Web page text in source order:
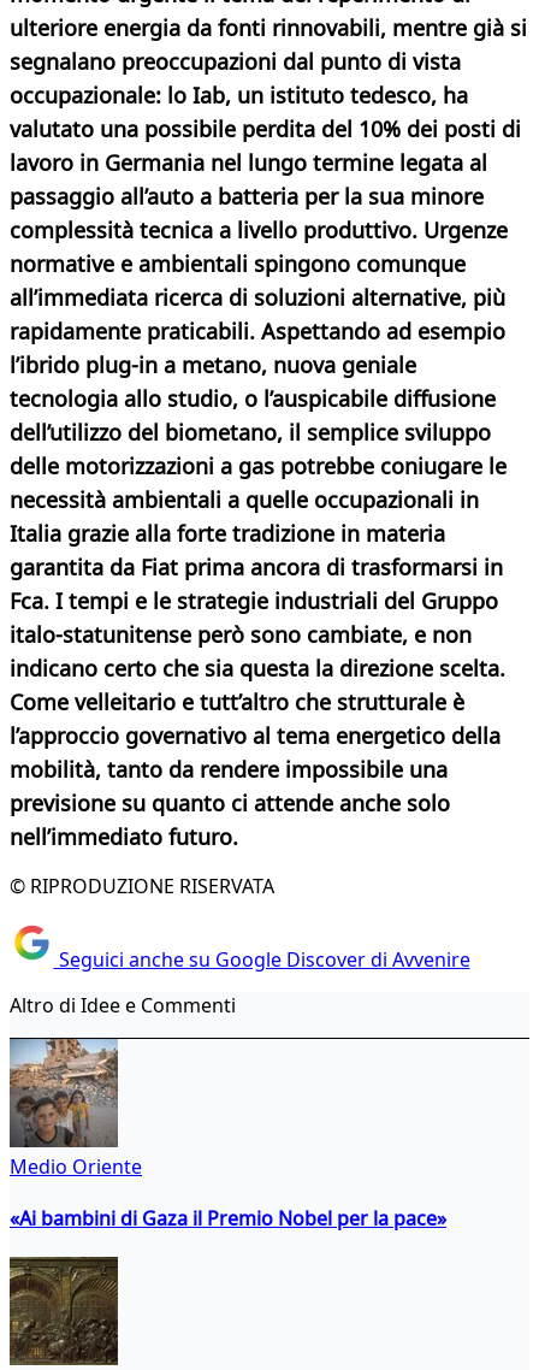
ulteriore energia da fonti rinnovabili, mentre già si
segnalano preoccupazioni dal punto di vista
occupazionale: lo Iab, un istituto tedesco, ha
valutato una possibile perdita del 10% dei posti di
lavoro in Germania nel lungo termine legata al
passaggio all’auto a batteria per la sua minore
complessità tecnica a livello produttivo. Urgenze
normative e ambientali spingono comunque
all’immediata ricerca di soluzioni alternative, più
rapidamente praticabili. Aspettando ad esempio
l’ibrido plug-in a metano, nuova geniale
tecnologia allo studio, o l’auspicabile diffusione
dell’utilizzo del biometano, il semplice sviluppo
delle motorizzazioni a gas potrebbe coniugare le
necessità ambientali a quelle occupazionali in
Italia grazie alla forte tradizione in materia
garantita da Fiat prima ancora di trasformarsi in
Fca. I tempi e le strategie industriali del Gruppo
italo-statunitense però sono cambiate, e non
indicano certo che sia questa la direzione scelta.
Come velleitario e tutt’altro che strutturale è
l’approccio governativo al tema energetico della
mobilità, tanto da rendere impossibile una
previsione su quanto ci attende anche solo
nell’immediato futuro.
© RIPRODUZIONE RISERVATA
Seguici anche su Google Discover di Avvenire
Altro di Idee e Commenti
Medio Oriente
«Ai bambini di Gaza il Premio Nobel per la pace»